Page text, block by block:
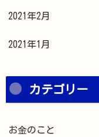
2021年2月
2021年1月
カテゴリー
お金のこと